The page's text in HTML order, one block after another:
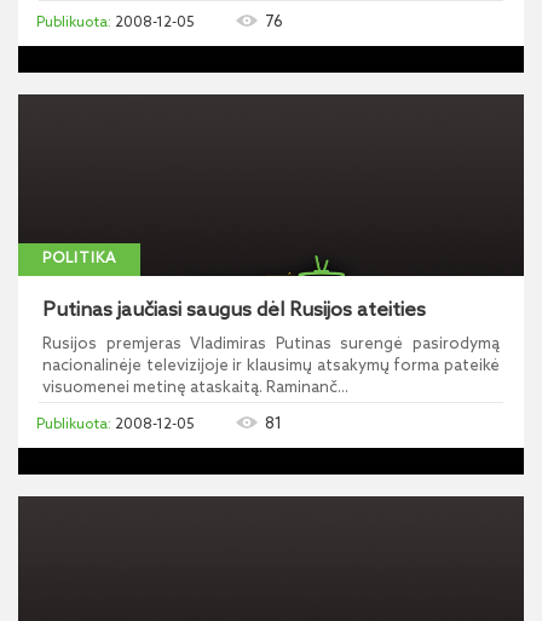
2008-12-05 76
POLITIKA
Putinas jaučiasi saugus dėl Rusijos ateities
Rusijos premjeras Vladimiras Putinas surengė pasirodymą
nacionalinėje televizijoje ir klausimų atsakymų forma pateikė
visuomenei metinę ataskaitą. Raminanč...
2008-12-05 81